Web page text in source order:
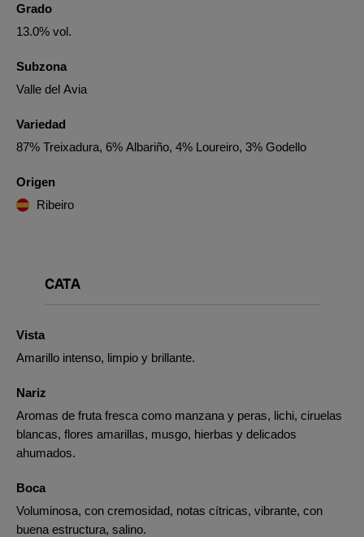
Grado
13.0% vol.
Subzona
Valle del Avia
Variedad
87% Treixadura, 6% Albariño, 4% Loureiro, 3% Godello
Origen
Ribeiro
CATA
Vista
Amarillo intenso, limpio y brillante.
Nariz
Aromas de fruta fresca como manzana y peras, lichi, ciruelas
blancas, flores amarillas, musgo, hierbas y delicados
ahumados.
Boca
Voluminosa, con cremosidad, notas cítricas, vibrante, con
buena estructura, salino.